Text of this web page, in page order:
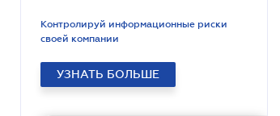
Контролируй информационные риски
своей компании
УЗНАТЬ БОЛЬШЕ